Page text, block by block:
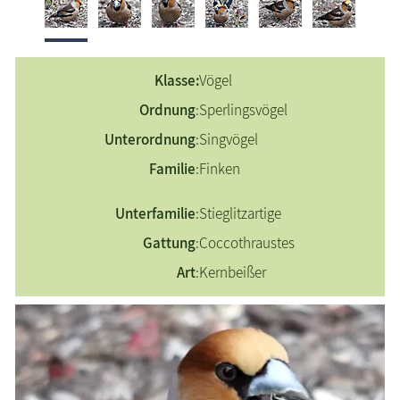
Eichelhäher
Erlenzeisig
Mittelspecht
Rauchschwalbe
Rotkehlchen
Stieglitz
Klasse:Vögel
Ordnung:Sperlingsvögel
Unterordnung:Singvögel
Familie:Finken
Unterfamilie:Stieglitzartige
Gattung:Coccothraustes
Art:Kernbeißer